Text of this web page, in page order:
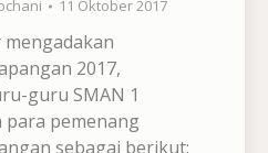
11 Oktober 2017
2017,
guru SMAN 1
para pemenang
sebagai berikut: